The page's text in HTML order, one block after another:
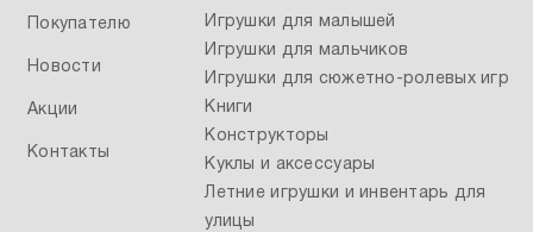
Покупателю
Новости
Акции
Контакты
Игрушки для малышей
Игрушки для мальчиков
Игрушки для сюжетно-ролевых игр
Книги
Конструкторы
Куклы и аксессуары
Летние игрушки и инвентарь для
улицы